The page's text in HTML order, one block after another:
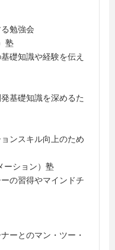
勉強会
塾
礎知識や経験を伝え
基礎知識を深めるた
ンスキル向上のため
ーション）塾
の習得やマインドチ
ーとのマン・ツー・